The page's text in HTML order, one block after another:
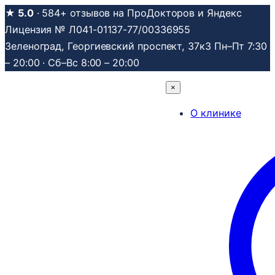
Перейти
к
содержимому
★ 5.0· 584+ отзывов на ПроДокторов и Яндекс
Лицензия № Л041-01137-77/00336955
Зеленоград, Георгиевский проспект, 37к3 Пн–Пт 7:30
– 20:00 · Сб–Вс 8:00 – 20:00
×
О клинике